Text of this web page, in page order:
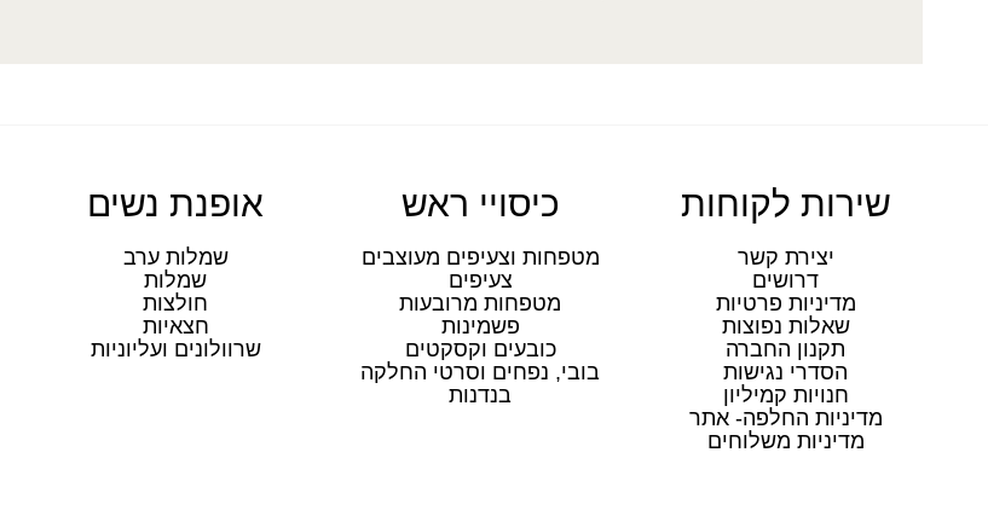
שירות לקוחות
יצירת קשר
דרושים
מדיניות פרטיות
שאלות נפוצות
תקנון החברה
הסדרי נגישות
חנויות קמיליון
מדיניות החלפה- אתר
מדיניות משלוחים
כיסויי ראש
מטפחות וצעיפים מעוצבים
צעיפים
מטפחות מרובעות
פשמינות
כובעים וקסקטים
בובי, נפחים וסרטי החלקה
בנדנות
אופנת נשים
שמלות ערב
שמלות
חולצות
חצאיות
שרוולונים ועליוניות